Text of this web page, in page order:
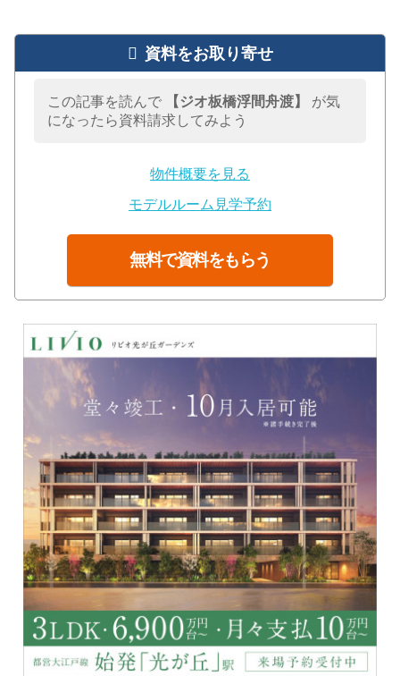
資料をお取り寄せ
この記事を読んで 【ジオ板橋浮間舟渡】
が気
になったら資料請求してみよう
物件概要を見る
モデルルーム見学予約
無料で資料をもらう